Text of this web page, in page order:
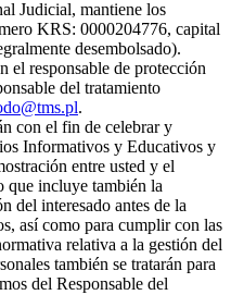
Judicial, mantiene los
KRS: 0000204776, capital
desembolsado).
el responsable de protección
del tratamiento
.
con el fin de celebrar y
Informativos y Educativos y
entre usted y el
que incluye también la
del interesado antes de la
así como para cumplir con las
relativa a la gestión del
también se tratarán para
del Responsable del